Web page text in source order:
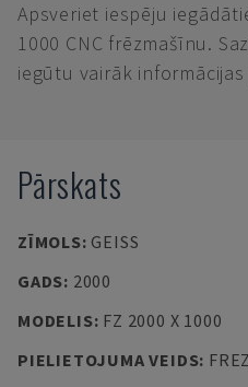
Apsveriet iespēju
1000 CNC frēzmašīnu.
iegūtu vairāk
Pārskats
ZĪMOLS: GEISS
GADS: 2000
MODELIS: FZ 2000 X 1000
PIELIETOJUMA VEIDS: